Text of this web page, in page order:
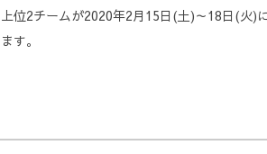
上位2チームが2020年2月15日(土)～18日(火)
ます。